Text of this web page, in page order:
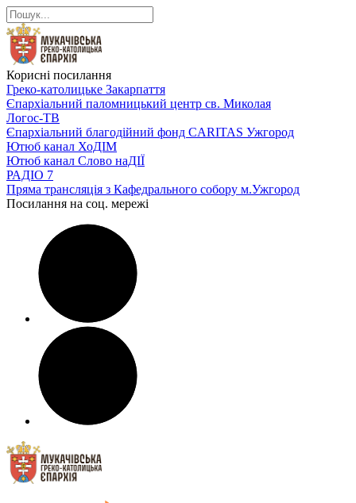
Корисні посилання
Греко-католицьке Закарпаття
Єпархіальний паломницький центр св. Миколая
Логос-ТВ
Єпархіальний благодійний фонд CARITAS Ужгород
Ютюб канал ХоДІМ
Ютюб канал Слово наДІЇ
РАДІО 7
Пряма трансляція з Кафедрального собору м.Ужгород
Посилання на соц. мережі